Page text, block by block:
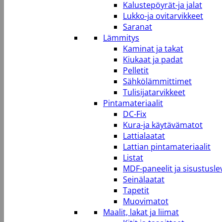
Kalustepöyrät-ja jalat
Lukko-ja ovitarvikkeet
Saranat
Lämmitys
Kaminat ja takat
Kiukaat ja padat
Pelletit
Sähkölämmittimet
Tulisijatarvikkeet
Pintamateriaalit
DC-Fix
Kura-ja käytävämatot
Lattialaatat
Lattian pintamateriaalit
Listat
MDF-paneelit ja
Seinälaatat
Tapetit
Muovimatot
Maalit, lakat ja liimat